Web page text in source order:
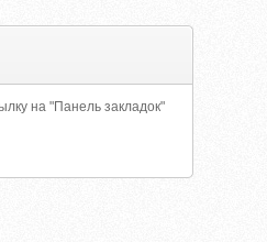
на "Панель закладок"